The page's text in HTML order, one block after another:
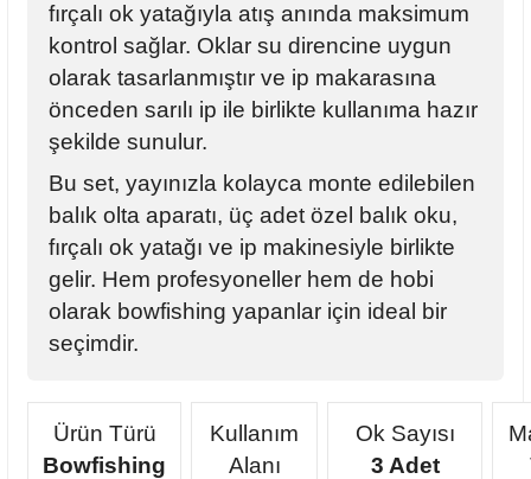
fırçalı ok yatağıyla atış anında maksimum
kontrol sağlar. Oklar su direncine uygun
olarak tasarlanmıştır ve ip makarasına
önceden sarılı ip ile birlikte kullanıma hazır
şekilde sunulur.
Bu set, yayınızla kolayca monte edilebilen
balık olta aparatı, üç adet özel balık oku,
fırçalı ok yatağı ve ip makinesiyle birlikte
gelir. Hem profesyoneller hem de hobi
olarak bowfishing yapanlar için ideal bir
seçimdir.
Ürün Türü
Bowfishing
Kullanım
Alanı
Ok Sayısı
3 Adet